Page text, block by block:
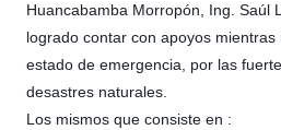
Huancabamba Morropón, Ing. Saúl
logrado contar con apoyos
estado de emergencia, por las
desastres naturales.
Los mismos que consiste en :